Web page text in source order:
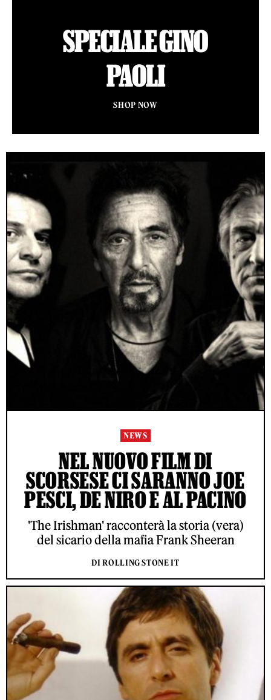
SPECIALE GINO
PAOLI
SHOP NOW
NEWS
NEL NUOVO FILM DI
SCORSESE CI SARANNO JOE
PESCI, DE NIRO E AL PACINO
'The Irishman' racconterà la storia (vera)
del sicario della mafia Frank Sheeran
DI ROLLING STONE IT